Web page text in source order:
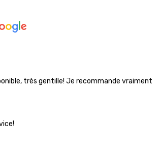
très gentille! Je recommande vraiment